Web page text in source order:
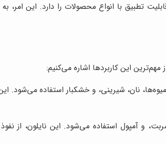
تطبیق با انواع محصولات را دارد. این امر،
این کاربردها اشاره می‌کنیم:
نان، شیرینی، و خشکبار استفاده می‌شود. این
و آمپول استفاده می‌شود. این نایلون، از